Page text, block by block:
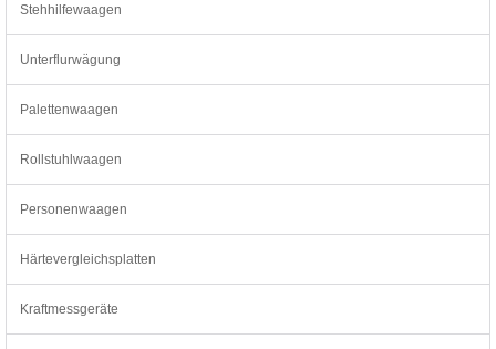
Stehhilfewaagen
Unterflurwägung
Palettenwaagen
Rollstuhlwaagen
Personenwaagen
Härtevergleichsplatten
Kraftmessgeräte